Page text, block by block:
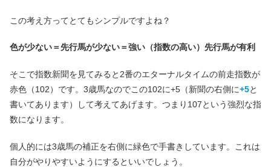
この考え方ってとてもシンプルですよね？
色が少ない＝先行馬が少ない＝強い（指数の高い）先行馬が有利
そこで指数新聞を見てみると2番のエターナルタイムの前走指数が
赤色（102）です。3歳馬なのでこの102に+5（新聞の右側に+5と
書いてあります）して考えてあげます。つまり107という強烈な指
数になります。
個人的には3歳馬の補正を右側に緑色で手書きしています。これは
自分がやりやすいようにするといいでしょう。